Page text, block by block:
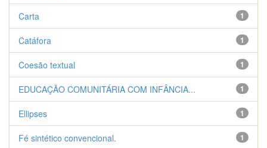
1
Carta
1
Catáfora
1
Coesão textual
1
EDUCAÇÃO COMUNITÁRIA COM INFÂNCIA...
1
Ellipses
1
Fé sintético convencional.